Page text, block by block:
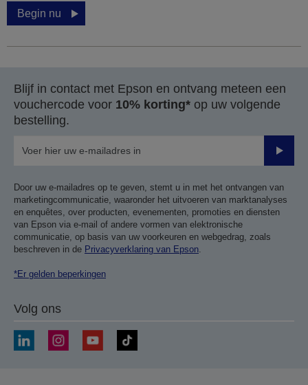
Begin nu
Blijf in contact met Epson en ontvang meteen een
vouchercode voor 10% korting* op uw volgende
bestelling.
Door uw e-mailadres op te geven, stemt u in met het ontvangen van
marketingcommunicatie, waaronder het uitvoeren van marktanalyses
en enquêtes, over producten, evenementen, promoties en diensten
van Epson via e-mail of andere vormen van elektronische
communicatie, op basis van uw voorkeuren en webgedrag, zoals
beschreven in de Privacyverklaring van Epson.
*Er gelden beperkingen
Volg ons